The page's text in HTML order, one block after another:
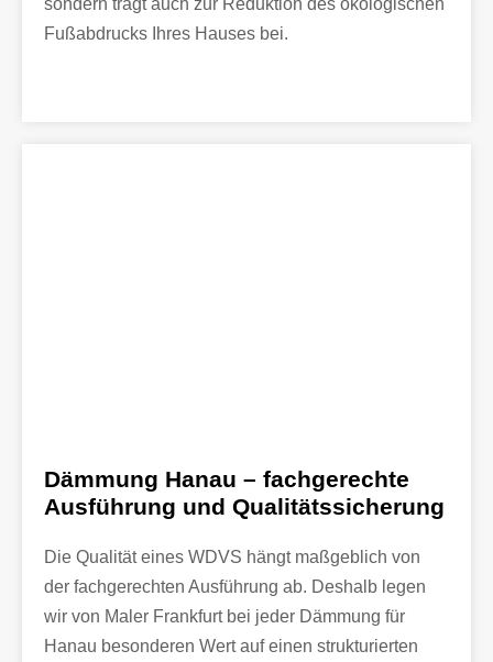
sondern trägt auch zur Reduktion des ökologischen
Fußabdrucks Ihres Hauses bei.
Dämmung Hanau – fachgerechte
Ausführung und Qualitätssicherung
Die Qualität eines WDVS hängt maßgeblich von
der fachgerechten Ausführung ab. Deshalb legen
wir von Maler Frankfurt bei jeder Dämmung für
Hanau besonderen Wert auf einen strukturierten